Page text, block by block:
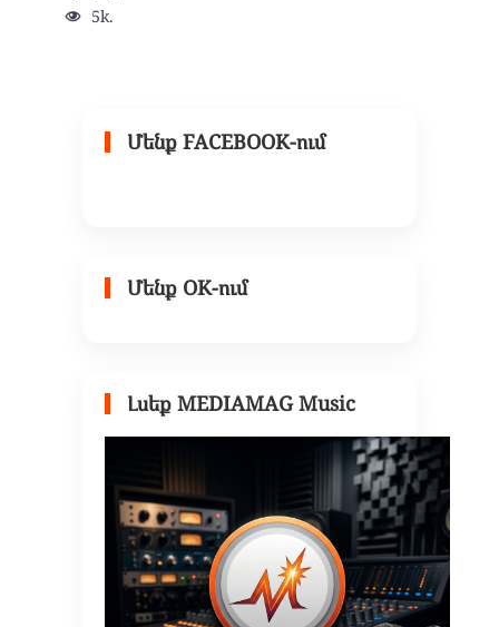
5k.
Մենք FACEBOOK-ում
Մենք OK-ում
Լսեք MEDIAMAG Music